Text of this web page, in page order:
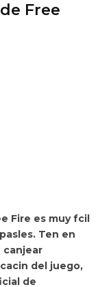
Free
Fire es muy fcil
Ten en
canjear
del juego,
de